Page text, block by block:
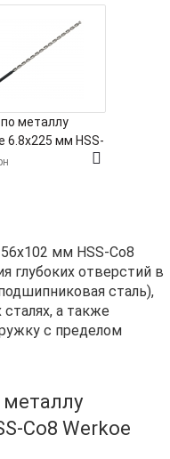
металлу
6.8х225 мм HSS-
мм HSS-Co8
глубоких отверстий в
сталь),
а также
с пределом
Co8 Werkoe